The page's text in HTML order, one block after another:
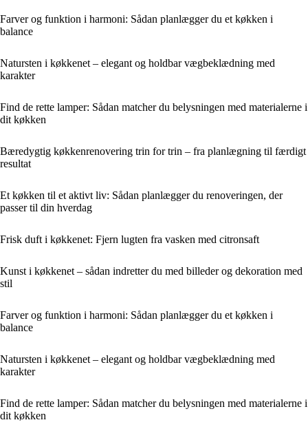
Farver og funktion i harmoni: Sådan planlægger du et køkken i
balance
Natursten i køkkenet – elegant og holdbar vægbeklædning med
karakter
Find de rette lamper: Sådan matcher du belysningen med materialerne i
dit køkken
Bæredygtig køkkenrenovering trin for trin – fra planlægning til færdigt
resultat
Et køkken til et aktivt liv: Sådan planlægger du renoveringen, der
passer til din hverdag
Frisk duft i køkkenet: Fjern lugten fra vasken med citronsaft
Kunst i køkkenet – sådan indretter du med billeder og dekoration med
stil
Farver og funktion i harmoni: Sådan planlægger du et køkken i
balance
Natursten i køkkenet – elegant og holdbar vægbeklædning med
karakter
Find de rette lamper: Sådan matcher du belysningen med materialerne i
dit køkken